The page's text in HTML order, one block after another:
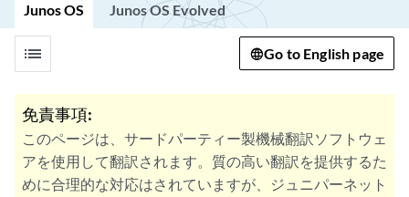
Junos OS Junos OS Evolved
list Go to English page
免責事項:
このページは、サードパーティー製機械翻訳ソフトウェ
アを使用して翻訳されます。質の高い翻訳を提供するた
めに合理的な対応はされていますが、ジュニパーネット